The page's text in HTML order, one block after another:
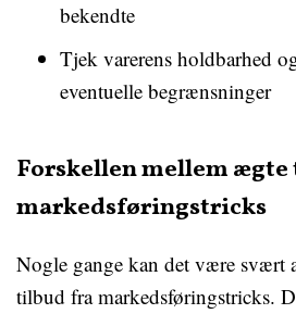
bekendte
Tjek varerens holdbarhed
eventuelle begrænsninger
Forskellen mellem
markedsføringstricks
Nogle gange kan det være svært
tilbud fra markedsføringstricks.